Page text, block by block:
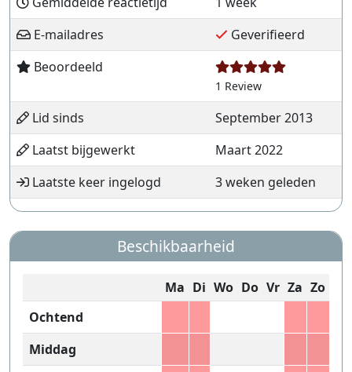
E-mailadres
Geverifieerd
Beoordeeld
1 Review
Lid sinds
September 2013
Laatst bijgewerkt
Maart 2022
Laatste keer ingelogd
3 weken geleden
Beschikbaarheid
Ma Di Wo Do Vr Za Zo
Ochtend
Middag